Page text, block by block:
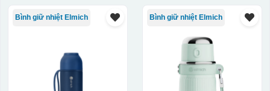
Bình giữ nhiệt Elmich Bình giữ nhiệt Elmich